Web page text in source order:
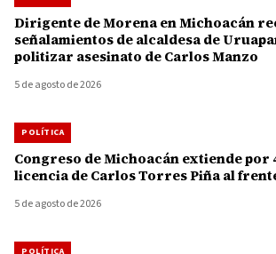
Dirigente de Morena en Michoacán
señalamientos de alcaldesa de
politizar asesinato de Carlos Manzo
5 de agosto de 2026
POLÍTICA
Congreso de Michoacán extiende por
licencia de Carlos Torres Piña al
5 de agosto de 2026